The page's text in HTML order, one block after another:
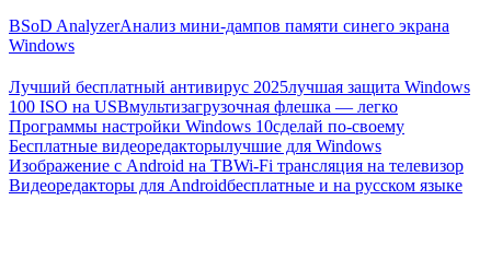
BSoD AnalyzerАнализ мини-дампов памяти синего экрана
Windows
Лучший бесплатный антивирус 2025лучшая защита Windows
100 ISO на USBмультизагрузочная флешка — легко
Программы настройки Windows 10сделай по-своему
Бесплатные видеоредакторылучшие для Windows
Изображение с Android на ТВWi-Fi трансляция на телевизор
Видеоредакторы для Androidбесплатные и на русском языке